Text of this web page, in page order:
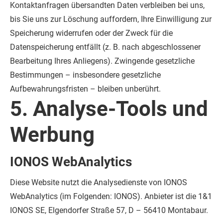
Kontaktanfragen übersandten Daten verbleiben bei uns,
bis Sie uns zur Löschung auffordern, Ihre Einwilligung zur
Speicherung widerrufen oder der Zweck für die
Datenspeicherung entfällt (z. B. nach abgeschlossener
Bearbeitung Ihres Anliegens). Zwingende gesetzliche
Bestimmungen – insbesondere gesetzliche
Aufbewahrungsfristen – bleiben unberührt.
5. Analyse-Tools und
Werbung
IONOS WebAnalytics
Diese Website nutzt die Analysedienste von IONOS
WebAnalytics (im Folgenden: IONOS). Anbieter ist die 1&1
IONOS SE, Elgendorfer Straße 57, D – 56410 Montabaur.